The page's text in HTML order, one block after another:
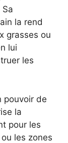
la rend
grasses ou
lui
les
pouvoir de
la
pour les
les zones